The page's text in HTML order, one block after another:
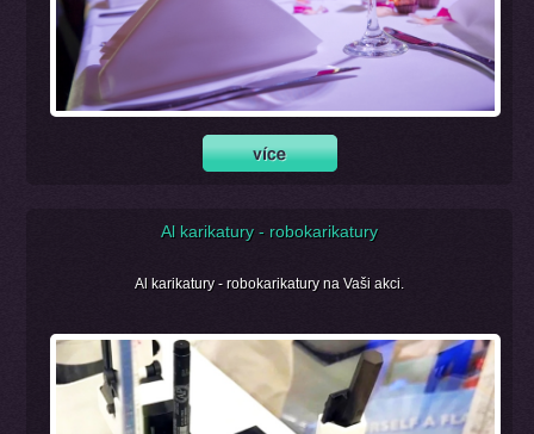
Al karikatury - robokarikatury
Al karikatury - robokarikatury na Vaši akci.